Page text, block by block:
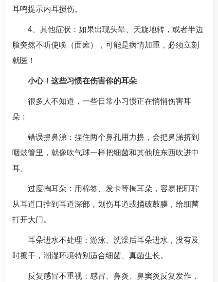
耳鸣提示内耳损伤。
4、其他症状：如果出现头晕、天旋地转，或者半边
脸突然不听使唤（面瘫），可能是病情加重，必须立刻
就医！
小心！这些习惯在伤害你的耳朵
很多人不知道，一些日常小习惯正在悄悄伤害耳
朵：
错误擤鼻涕：捏住两个鼻孔用力擤，会把鼻涕挤到
咽鼓管里，就像吹气球一样把细菌和其他脏东西吹进中
耳。
过度掏耳朵：用棉签、发卡等掏耳朵，容易把耵聍
从耳道口推到耳道深部，划伤耳道或捅破鼓膜，给细菌
打开大门。
耳朵进水不处理：游泳、洗澡后耳朵进水，没有及
时擦干，潮湿环境特别适合细菌、真菌生长。
反复感冒不重视：感冒、鼻炎、鼻窦炎反复发作，